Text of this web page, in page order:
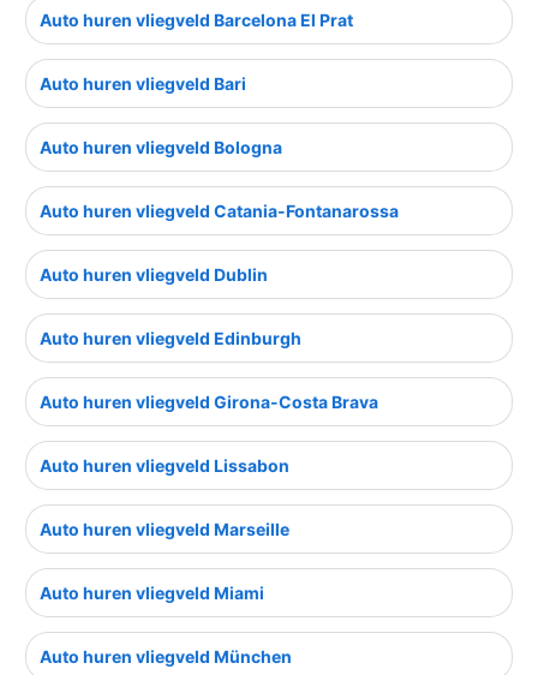
Auto huren vliegveld Barcelona El Prat
Auto huren vliegveld Bari
Auto huren vliegveld Bologna
Auto huren vliegveld Catania-Fontanarossa
Auto huren vliegveld Dublin
Auto huren vliegveld Edinburgh
Auto huren vliegveld Girona-Costa Brava
Auto huren vliegveld Lissabon
Auto huren vliegveld Marseille
Auto huren vliegveld Miami
Auto huren vliegveld München